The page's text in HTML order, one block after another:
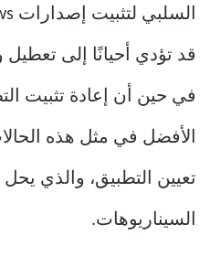
قد تؤدي أحيانًا إلى
في حين أن إعادة تثبيت
الأفضل في مثل هذه
تعيين التطبيق، والذي
السيناريوهات.